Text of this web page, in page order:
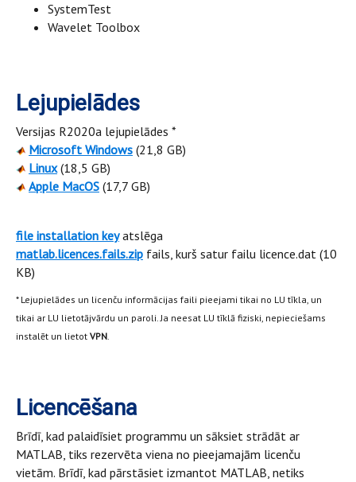
SystemTest
Wavelet Toolbox
Lejupielādes
Versijas R2020a lejupielādes *
Microsoft Windows (21,8 GB)
Linux(18,5 GB)
Apple MacOS (17,7 GB)
file installation keyatslēga
matlab.licences.fails.zip fails, kurš satur failu licence.dat (10
KB)
* Lejupielādes un licenču informācijas faili pieejami tikai no LU tīkla, un
tikai ar LU lietotājvārdu un paroli. Ja neesat LU tīklā fiziski, nepieciešams
instalēt un lietot VPN.
Licencēšana
Brīdī, kad palaidīsiet programmu un sāksiet strādāt ar
MATLAB, tiks rezervēta viena no pieejamajām licenču
vietām. Brīdī, kad pārstāsiet izmantot MATLAB, netiks